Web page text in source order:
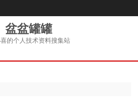
盆盆罐罐
的个人技术资料搜集站
跳